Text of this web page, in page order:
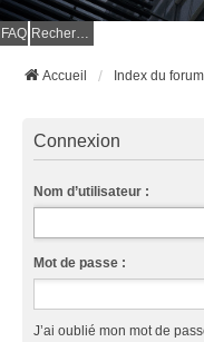
FAQ Rechercher
Accueil Index du forum
Connexion
Nom d’utilisateur :
Mot de passe :
J’ai oublié mon mot de